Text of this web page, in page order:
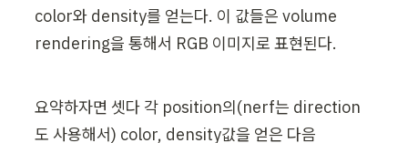
y
}
_
color와 density를 얻는다. 이 값들은 volume
rendering을 통해서 RGB 이미지로 표현된다.
요약하자면 셋다 각 position의(nerf는 direction
도 사용해서) color, density값을 얻은 다음